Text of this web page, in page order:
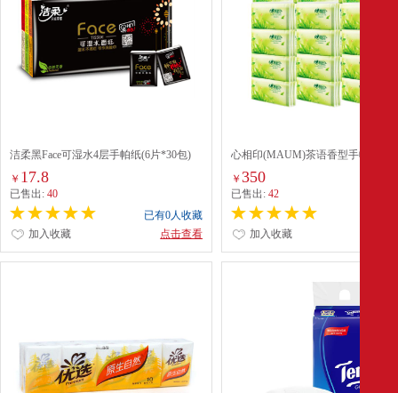
洁柔黑Face可湿水4层手帕纸(6片*30包)
￥ 17.8
已售出: 40
已有0人收藏
点击查看
加入收藏
心相印(MAUM)茶语香型手帕纸面
￥350
已售出:42
加入收藏